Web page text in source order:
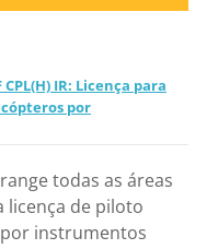
IR: Licença para
por
todas as áreas
licença de piloto
instrumentos